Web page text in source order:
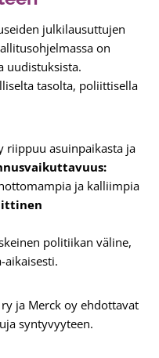
julkilausuttujen
on
uudistuksista.
tasolta, poliittisella
riippuu asuinpaikasta ja
ja kalliimpia
politiikan väline,
ja Merck oy ehdottavat
syntyvyyteen.